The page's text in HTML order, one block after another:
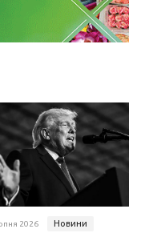
2026 Новини